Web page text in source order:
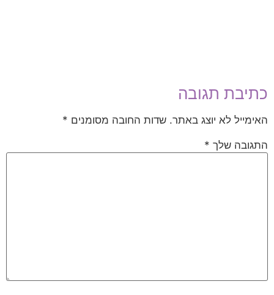
כתיבת תגובה
האימייל לא יוצג באתר. שדות החובה מסומנים *
התגובה שלך *